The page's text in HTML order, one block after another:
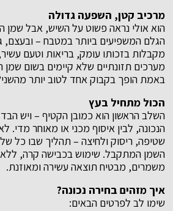
מרכיב קטן, השפעה גדולה
הוא אולי נראה פשוט על השיש, אבל שמן
הגלם המשפיעים ביותר במטבח – ובעצם,
מקבלות בזכותו עומק, בריאות וטעם
מערכים תזונתיים שלא קיימים בשום
באמת הופך בקבוק אחד לטוב יותר
הכול מתחיל בעץ
השלב הראשון הוא כמובן הקטיף – ויש
הנכונה, לבין איסוף מכני או מאוחר מדי.
שטיפה, ריסוק ולחיצה – תהליך שבו כל
השמן המתקבל. שימוש בכבישה קרה, ללא
משמרים, מבטיח תוצאה עשירה ומאוזנת.
איך מזהים בחירה נכונה?
שימו לב לפרטים הבאים: